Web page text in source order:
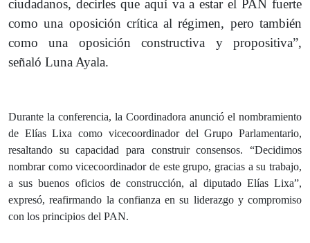
ciudadanos, decirles que aquí va a estar el PAN fuerte
como una oposición crítica al régimen, pero también
como una oposición constructiva y propositiva”,
señaló Luna Ayala.
Durante la conferencia, la Coordinadora anunció el nombramiento
de Elías Lixa como vicecoordinador del Grupo Parlamentario,
resaltando su capacidad para construir consensos. “Decidimos
nombrar como vicecoordinador de este grupo, gracias a su trabajo,
a sus buenos oficios de construcción, al diputado Elías Lixa”,
expresó, reafirmando la confianza en su liderazgo y compromiso
con los principios del PAN.